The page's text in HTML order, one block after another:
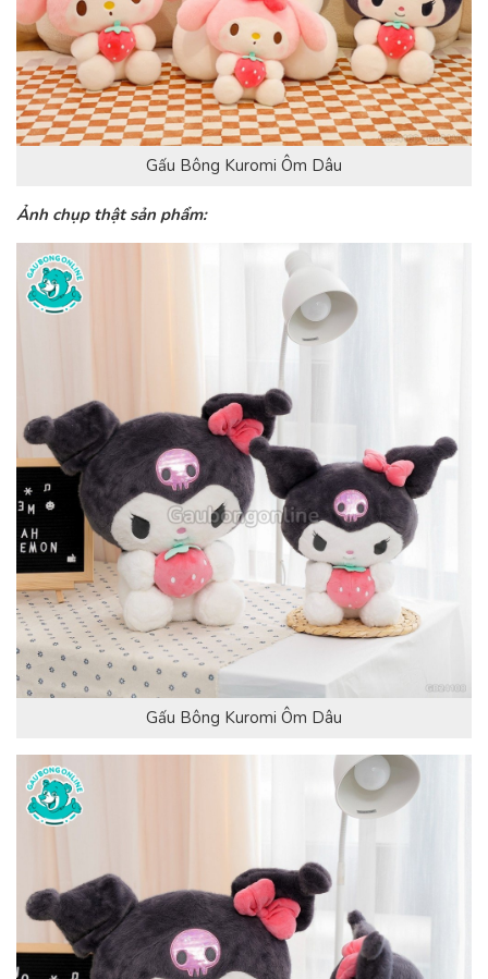
Gấu Bông Kuromi Ôm Dâu
Ảnh chụp thật sản phẩm:
Gấu Bông Kuromi Ôm Dâu